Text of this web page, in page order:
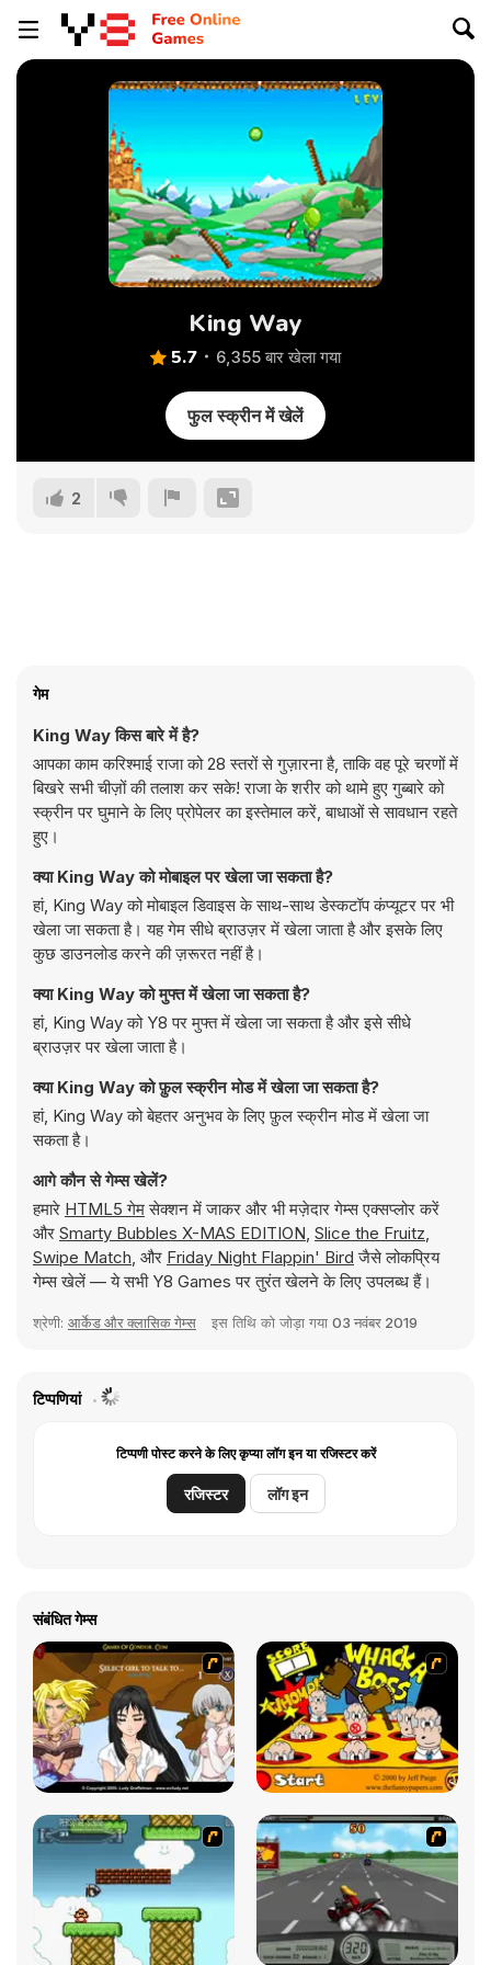
King Way
5.7 6,355 बार खेला गया
फुल स्क्रीन में खेलें
2
गेम
King Way किस बारे में है?
आपका काम करिश्माई राजा को 28 स्तरों से गुज़ारना है, ताकि वह पूरे चरणों में
बिखरे सभी चीज़ों की तलाश कर सके! राजा के शरीर को थामे हुए गुब्बारे को
स्क्रीन पर घुमाने के लिए प्रोपेलर का इस्तेमाल करें, बाधाओं से सावधान रहते
हुए।
क्या King Way को मोबाइल पर खेला जा सकता है?
हां, King Way को मोबाइल डिवाइस के साथ-साथ डेस्कटॉप कंप्यूटर पर भी
खेला जा सकता है। यह गेम सीधे ब्राउज़र में खेला जाता है और इसके लिए
कुछ डाउनलोड करने की ज़रूरत नहीं है।
क्या King Way को मुफ्त में खेला जा सकता है?
हां, King Way को Y8 पर मुफ्त में खेला जा सकता है और इसे सीधे
ब्राउज़र पर खेला जाता है।
क्या King Way को फ़ुल स्क्रीन मोड में खेला जा सकता है?
हां, King Way को बेहतर अनुभव के लिए फ़ुल स्क्रीन मोड में खेला जा
सकता है।
आगे कौन से गेम्स खेलें?
हमारे HTML5 गेमसेक्शन में जाकर और भी मज़ेदार गेम्स एक्सप्लोर करें
और Smarty Bubbles X-MAS EDITION, Slice the Fruitz,
Swipe Match, और Friday Night Flappin' Bird जैसे लोकप्रिय
गेम्स खेलें — ये सभी Y8 Games पर तुरंत खेलने के लिए उपलब्ध हैं।
श्रेणी: आर्केड और क्लासिक गेम्स इस तिथि को जोड़ा गया 03 नवंबर 2019
टिप्पणियां
टिप्पणी पोस्ट करने के लिए कृप्या लॉग इन या रजिस्टर करें
रजिस्टर लॉग इन
संबंधित गेम्स